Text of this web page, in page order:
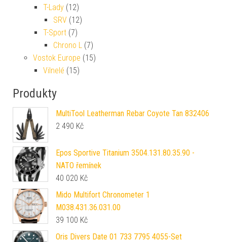
T-Lady (12)
SRV (12)
T-Sport (7)
Chrono L (7)
Vostok Europe (15)
Vilnelé (15)
Produkty
MultiTool Leatherman Rebar Coyote Tan 832406
2 490 Kč
Epos Sportive Titanium 3504.131.80.35.90 -
NATO řemínek
40 020 Kč
Mido Multifort Chronometer 1
M038.431.36.031.00
39 100 Kč
Oris Divers Date 01 733 7795 4055-Set